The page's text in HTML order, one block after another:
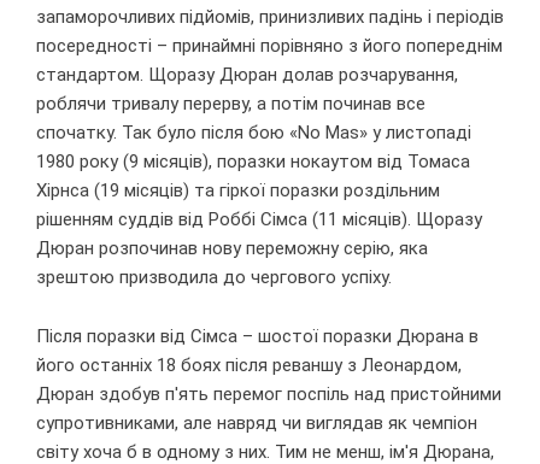
запаморочливих підйомів, принизливих падінь і періодів
посередності – принаймні порівняно з його попереднім
стандартом. Щоразу Дюран долав розчарування,
роблячи тривалу перерву, а потім починав все
спочатку. Так було після бою «No Mas» у листопаді
1980 року (9 місяців), поразки нокаутом від Томаса
Хірнса (19 місяців) та гіркої поразки роздільним
рішенням суддів від Роббі Сімса (11 місяців). Щоразу
Дюран розпочинав нову переможну серію, яка
зрештою призводила до чергового успіху.
Після поразки від Сімса – шостої поразки Дюрана в
його останніх 18 боях після реваншу з Леонардом,
Дюран здобув п'ять перемог поспіль над пристойними
супротивниками, але навряд чи виглядав як чемпіон
світу хоча б в одному з них. Тим не менш, ім'я Дюрана,